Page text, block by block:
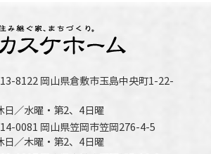
8122 岡山県倉敷市玉島中央町1-22-
日／水曜・第2、4日曜
0081 岡山県笠岡市笠岡276-4-5
日／木曜・第2、4日曜